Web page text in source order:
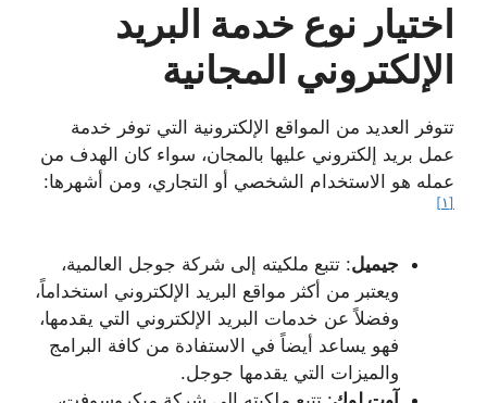
اختيار نوع خدمة البريد
الإلكتروني المجانية
تتوفر العديد من المواقع الإلكترونية التي توفر خدمة
عمل بريد إلكتروني عليها بالمجان، سواء كان الهدف من
عمله هو الاستخدام الشخصي أو التجاري، ومن أشهرها:
[١]
جيميل: تتبع ملكيته إلى شركة جوجل العالمية،
ويعتبر من أكثر مواقع البريد الإلكتروني استخداماً،
وفضلاً عن خدمات البريد الإلكتروني التي يقدمها،
فهو يساعد أيضاً في الاستفادة من كافة البرامج
والميزات التي يقدمها جوجل.